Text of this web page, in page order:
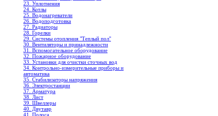
23. Уплотнения
24. Котлы
25. Водонагреватели
26. Водоподготовка
27. Радиаторы
28. Горелки
29. Системы отопления "Теплый пол"
30. Вентиляторы и принадлежности
31. Вспомогательное оборудование
32. Пожарное оборудование
33. Установки для очистки сточных вод
34. Контрольно-измерительные приборы и
автоматика
35. Стабилизаторы напряжения
36. Электростанции
37. Арматура
38. Лист
39. Швеллеры
40. Двутавр
41. Полоса